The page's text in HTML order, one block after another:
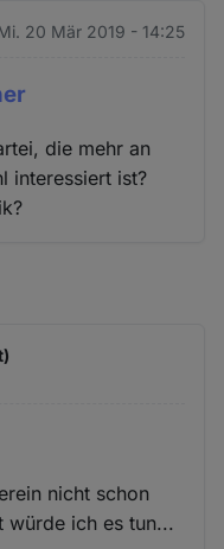
20 Mär 2019 - 14:25
die mehr an
interessiert ist?
nicht schon
würde ich es tun...